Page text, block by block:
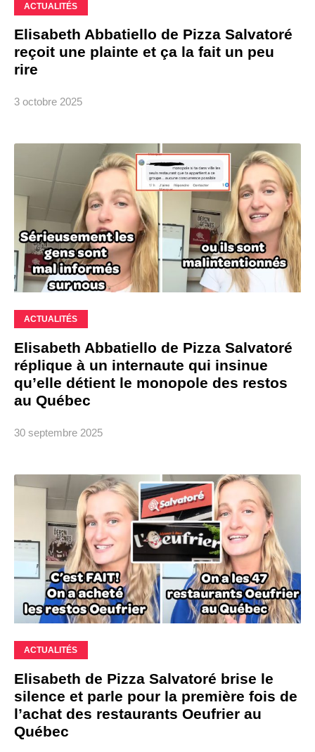
ACTUALITÉS
Elisabeth Abbatiello de Pizza Salvatoré
reçoit une plainte et ça la fait un peu
rire
3 octobre 2025
ACTUALITÉS
Elisabeth Abbatiello de Pizza Salvatoré
réplique à un internaute qui insinue
qu’elle détient le monopole des restos
au Québec
30 septembre 2025
ACTUALITÉS
Elisabeth de Pizza Salvatoré brise le
silence et parle pour la première fois de
l’achat des restaurants Oeufrier au
Québec